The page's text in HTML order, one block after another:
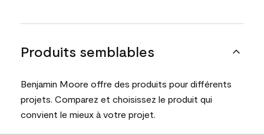
Produits semblables
Benjamin Moore offre des produits pour différents
projets. Comparez et choisissez le produit qui
convient le mieux à votre projet.